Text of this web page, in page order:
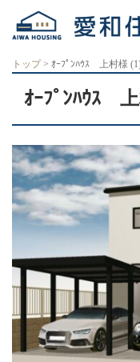
知
県
尾
市
住
宅
社
で、
リ
ー
ー
尾
トップ> ｵｰﾌﾟﾝﾊｳｽ 上村様
ｵｰﾌﾟﾝﾊｳｽ 上